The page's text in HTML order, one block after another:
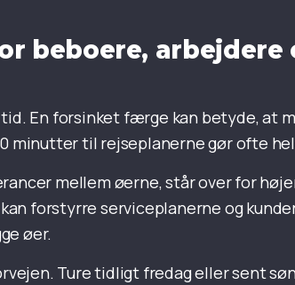
beboere, arbejdere
En forsinket færge kan betyde, at
minutter til rejseplanerne gør ofte
mellem øerne, står over for
forstyrre serviceplanerne og
øer.
Ture tidligt fredag eller sent